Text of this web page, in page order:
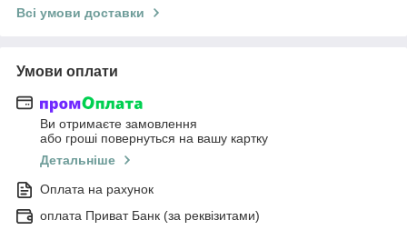
Всі умови доставки
Умови оплати
Ви отримаєте замовлення
або гроші повернуться на вашу картку
Детальніше
Оплата на рахунок
оплата Приват Банк (за реквізитами)